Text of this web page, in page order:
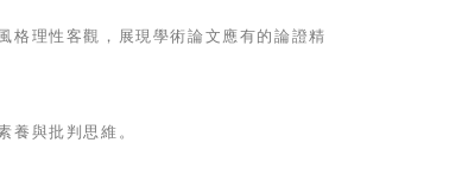
格理性客觀，展現學術論文應有的論證精
養與批判思維。